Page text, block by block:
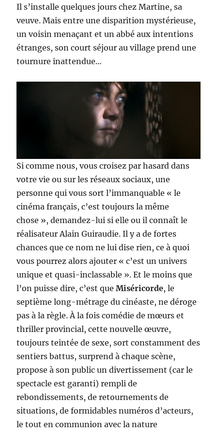
Il s’installe quelques jours chez Martine, sa
veuve. Mais entre une disparition mystérieuse,
un voisin menaçant et un abbé aux intentions
étranges, son court séjour au village prend une
tournure inattendue…
Si comme nous, vous croisez par hasard dans
votre vie ou sur les réseaux sociaux, une
personne qui vous sort l’immanquable « le
cinéma français, c’est toujours la même
chose », demandez-lui si elle ou il connaît le
réalisateur Alain Guiraudie. Il y a de fortes
chances que ce nom ne lui dise rien, ce à quoi
vous pourrez alors ajouter « c’est un univers
unique et quasi-inclassable ». Et le moins que
l’on puisse dire, c’est queMiséricorde, le
septième long-métrage du cinéaste, ne déroge
pas à la règle. À la fois comédie de mœurs et
thriller provincial, cette nouvelle œuvre,
toujours teintée de sexe, sort constamment des
sentiers battus, surprend à chaque scène,
propose à son public un divertissement (car le
spectacle est garanti) rempli de
rebondissements, de retournements de
situations, de formidables numéros d’acteurs,
le tout en communion avec la nature